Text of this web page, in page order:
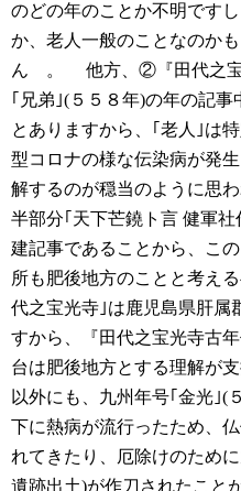
のどの年のことか不明です
か、老人一般のことなのか
ん 。
他方、②『田代之宝
｢兄弟｣(５５８年)の年の記
とありますから、｢老人｣は
型コロナの様な伝染病が発
解するのが穏当のように思わ
半部分｢天下芒鐃ト言 健軍
建記事であることから、こ
所も肥後地方のことと考え
代之宝光寺｣は鹿児島県肝属
すから、『田代之宝光寺古
台は肥後地方とする理解が支
以外にも、九州年号｢金光｣(
下に熱病が流行ったため、
れてきたり、厄除けのため
遺跡出土)が作刀されたこと